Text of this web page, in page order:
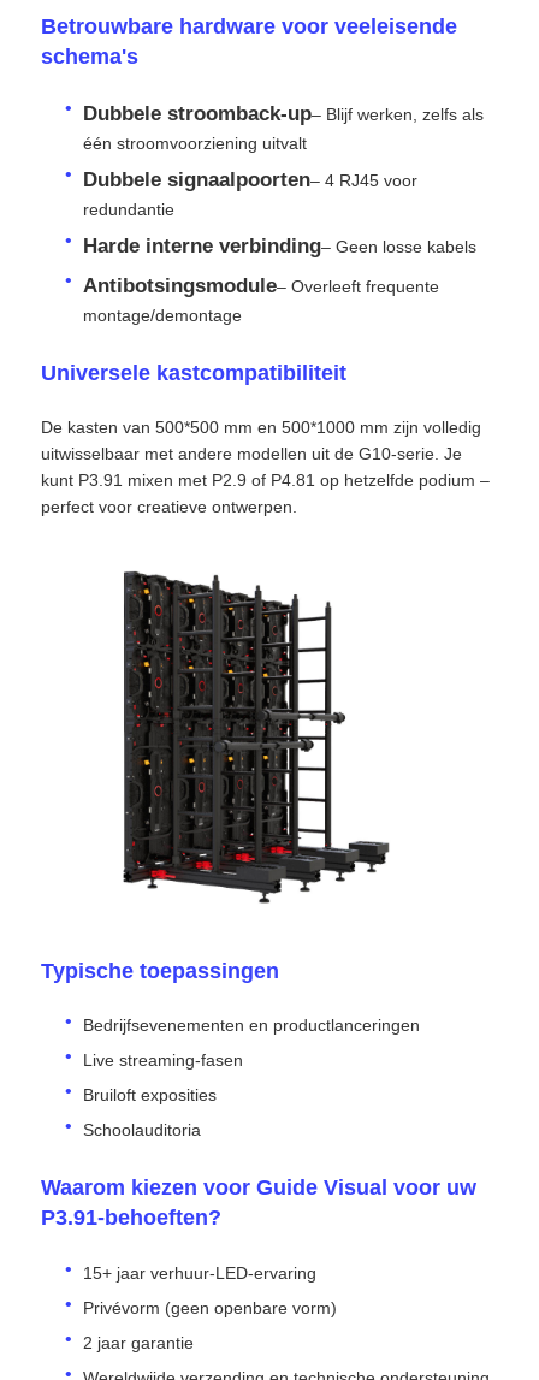
Offerte Aanvragen
LED-videomuurweergave
LED -schermscherm
Overleg het LEIDENE Scherm
Verhuur van LED-schermen
COB LED VIDEO WALL
Transparant LED -display
SMD LED Scherm
Buiten LED-displaybord
Buiten geleid reclamebord
Betrouwbare hardware voor veeleisende
schema's
Dubbele stroomback-up– Blijf werken, zelfs als
één stroomvoorziening uitvalt
Dubbele signaalpoorten– 4 RJ45 voor
redundantie
Harde interne verbinding– Geen losse kabels
Antibotsingsmodule– Overleeft frequente
montage/demontage
Universele kastcompatibiliteit
De kasten van 500*500 mm en 500*1000 mm zijn volledig
uitwisselbaar met andere modellen uit de G10-serie. Je
kunt P3.91 mixen met P2.9 of P4.81 op hetzelfde podium –
perfect voor creatieve ontwerpen.
Typische toepassingen
Bedrijfsevenementen en productlanceringen
Live streaming-fasen
Bruiloft exposities
Schoolauditoria
Waarom kiezen voor Guide Visual voor uw
P3.91-behoeften?
15+ jaar verhuur-LED-ervaring
Privévorm (geen openbare vorm)
2 jaar garantie